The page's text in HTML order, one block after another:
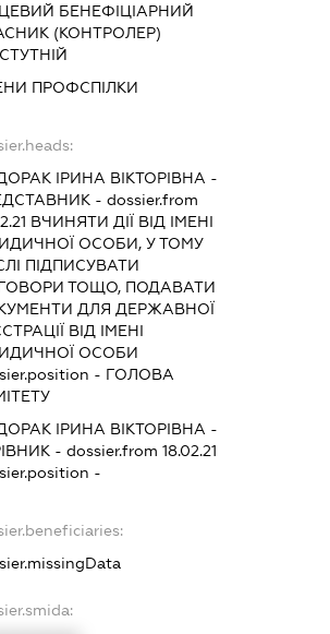
БЕНЕФІЦІАРНИЙ
(КОНТРОЛЕР)
ПРОФСПІЛКИ
ІРИНА ВІКТОРІВНА -
- dossier.from
ВЧИНЯТИ ДІЇ ВІД ІМЕНІ
ОСОБИ, У ТОМУ
ПІДПИСУВАТИ
ТОЩО, ПОДАВАТИ
ДЛЯ ДЕРЖАВНОЇ
ВІД ІМЕНІ
ОСОБИ
- ГОЛОВА
ІРИНА ВІКТОРІВНА -
- dossier.from 18.02.21
-